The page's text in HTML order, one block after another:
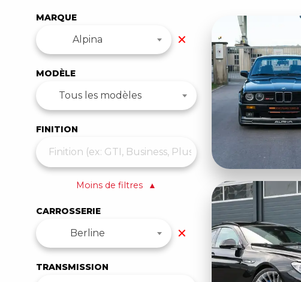
MARQUE
Alpina ✕
MODÈLE
Tous les modèles
FINITION
Moins de filtres ▲
CARROSSERIE
Berline ✕
TRANSMISSION